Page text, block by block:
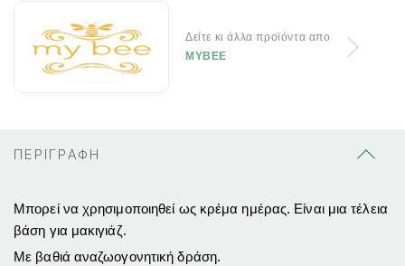
Δείτε κι άλλα προϊόντα απο
MYBEE
ΠΕΡΙΓΡΑΦΗ
Μπορεί να χρησιμοποιηθεί ως κρέμα ημέρας. Είναι μια τέλεια
βάση για μακιγιάζ.
Με βαθιά αναζωογονητική δράση.